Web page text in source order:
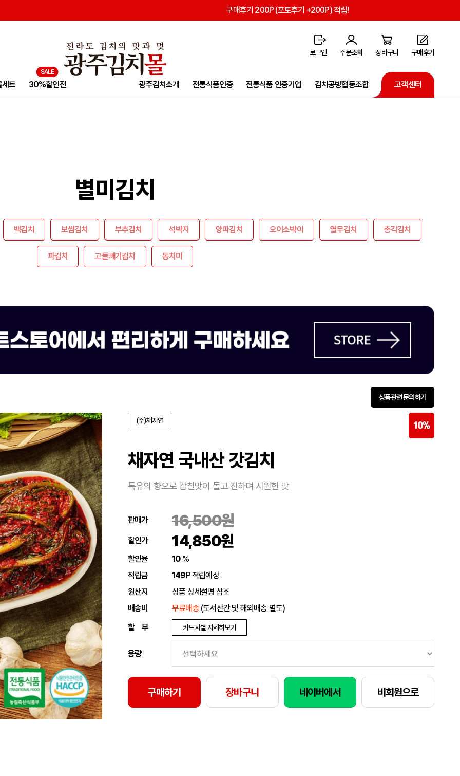
구매후기 200P (포토후기 +200P) 적립!
로그인 주문조회 장바구니 구매후기
세트 30%할인전 광주김치소개 전통식품인증 전통식품 인증기업 김치공방협동조합 고객센터
별미김치
백김치 보쌈김치 부추김치 석박지 양파김치 오이소박이 열무김치 총각김치
파김치 고들빼기김치 동치미
(주)채자연
채자연 국내산 갓김치
특유의 향으로 감칠맛이 돌고 진하며 시원한 맛
10%
판매가 16,500원
할인가 14,850원
할인율 10%
적립금
149P적립예상
원산지
상품 상세설명 참조
배송비
무료배송 (도서산간 및 해외배송 별도)
할 부
카드사별 자세히보기
용량
구매하기 장바구니 네이버에서 비회원으로
상품관련 문의하기